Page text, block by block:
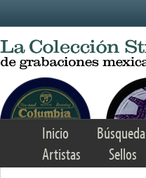
Inicio Búsqueda
Artistas
Sellos